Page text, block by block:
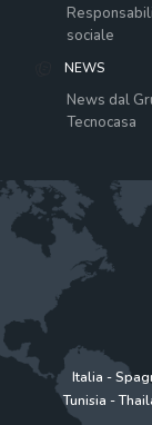
sociale
NEWS
News dal
Tecnocasa
Italia -
Tunisia -